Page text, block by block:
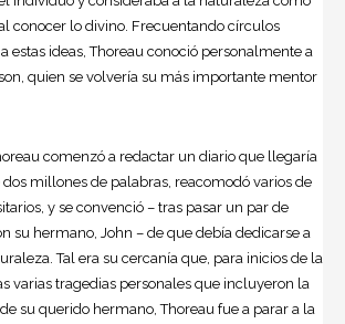
conocer lo divino. Frecuentando círculos
estas ideas, Thoreau conoció personalmente a
quien se volvería su más importante mentor
comenzó a redactar un diario que llegaría
millones de palabras, reacomodó varios de
y se convenció – tras pasar un par de
su hermano, John – de que debía dedicarse a
Tal era su cercanía que, para inicios de la
varias tragedias personales que incluyeron la
su querido hermano, Thoreau fue a parar a la